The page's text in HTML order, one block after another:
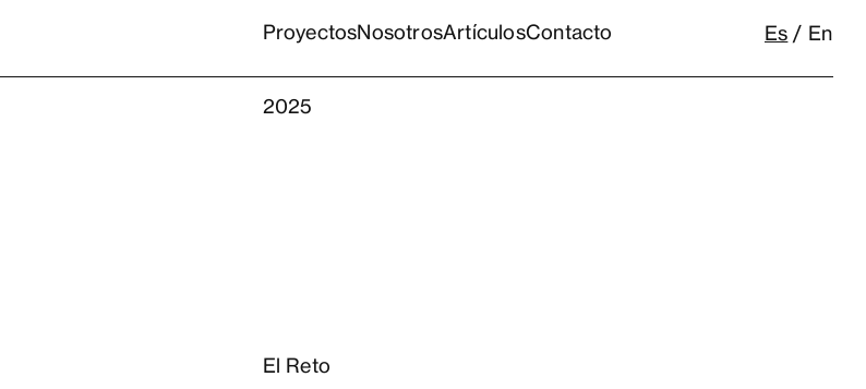
ProyectosNosotrosArtículosContacto Es En
2025
El Reto